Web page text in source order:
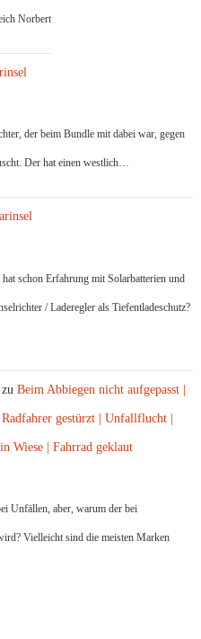
Norbert
der beim Bundle mit dabei war, gegen
Der hat einen westlich…
schon Erfahrung mit Solarbatterien und
/ Laderegler als Tiefentladeschutz?
zuBeim Abbiegen nicht aufgepasst |
gestürzt | Unfallflucht |
Wiese | Fahrrad geklaut
Unfällen, aber, warum der bei
Vielleicht sind die meisten Marken